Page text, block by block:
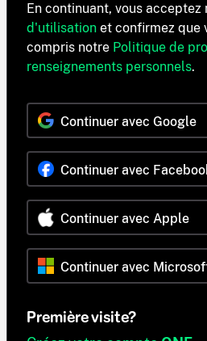
En continuant, vous acceptez
d'utilisation et confirmez que
compris notre Politique de
renseignements personnels.
Continuer avec Google
Continuer avec
Continuer avec Apple
Continuer avec
Première visite?